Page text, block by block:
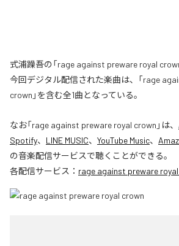
式浦躁吾の「rage against preware royal
今回デジタル配信された楽曲は、「rage
crown」を含む全1曲となっている。
なお「rage against preware royal crown 」は、
Spotify、 LINE MUSIC、 YouTube Music、
の音楽配信サービスで聴くことができる。
各配信サービス： rage against preware